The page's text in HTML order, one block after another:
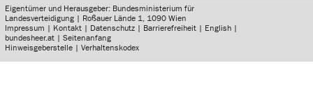
Eigentümer und Herausgeber: Bundesministerium für
Landesverteidigung | Roßauer Lände 1, 1090 Wien
Impressum | Kontakt | Datenschutz | Barrierefreiheit | English |
bundesheer.at |Seitenanfang
Hinweisgeberstelle |Verhaltenskodex